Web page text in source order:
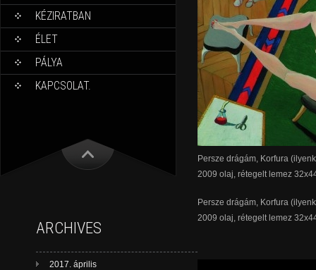
KÉZIRATBAN
ÉLET
PÁLYA
KAPCSOLAT.
Persze drágám, Korfura
2009 olaj, rétegelt lemez
Persze drágám, Korfura
2009 olaj, rétegelt lemez
ARCHIVES
2017. április